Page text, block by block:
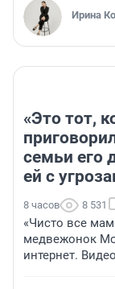
Ирина
«Это тот,
семьи его
ей с
8 часов 8 531
«Чисто все
медвежонок
интернет. Видео